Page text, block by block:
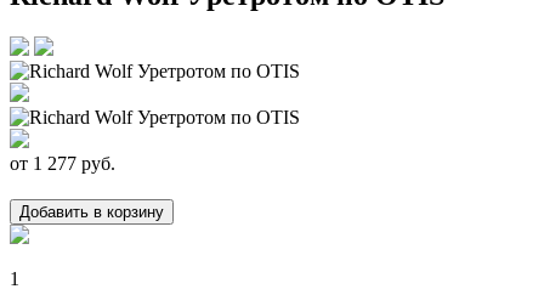
от 1 277 руб.
Добавить в корзину
1